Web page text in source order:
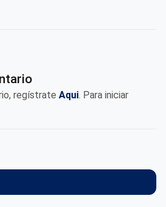
regístrate Aqui. Para iniciar